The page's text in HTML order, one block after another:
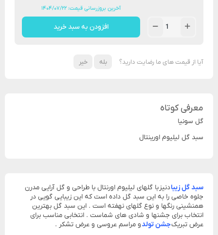
آخرین بروزرسانی قیمت: ۱۴۰۴/۰۷/۲۲
افزودن به سبد خرید
آیا از قیمت های ما رضایت دارید؟ بله خیر
معرفی کوتاه
گل سونیا
سبد گل لیلیوم اورینتال
سبد گل زیبادنیز با گلهای لیلیوم اورنتال با طراحی و گل آرایی مدرن
جلوه خاصی را به این سبد گل داده است که این زیبایی گویی در
همنشینی رنگها و نوع گلهای نهفته است . این سبد گل بهترین
انتخاب برای جشنها و شادی های شماست . انتخابی مناسب برای
عرض تبریکجشن تولدو مراسم عروسی و عرض تشکر .